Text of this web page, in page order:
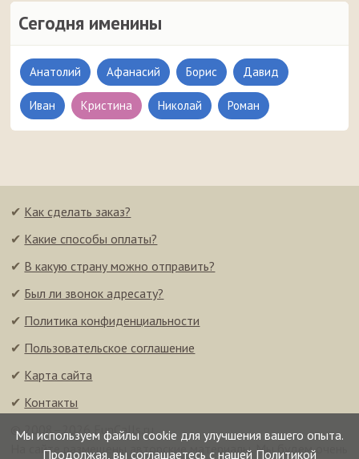
Сегодня именины
Анатолий Афанасий Борис Давид
Иван Кристина Николай Роман
Мы используем файлы cookie для улучшения вашего опыта.
Продолжая, вы соглашаетесь с нашей Политикой
✔ Как сделать заказ?
✔ Какие способы оплаты?
✔ В какую страну можно отправить?
✔ Был ли звонок адресату?
✔ Политика конфиденциальности
✔ Пользовательское соглашение
✔ Карта сайта
✔ Контакты
© 2008–2026 FunCalls.ru
На сайте размещены авторские материалы. Мы будем очень